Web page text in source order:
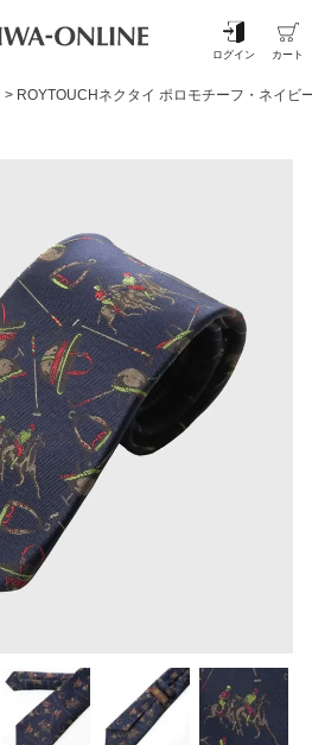
ログイン カート
ROYTOUCHネクタイ ポロモチーフ・ネイビ